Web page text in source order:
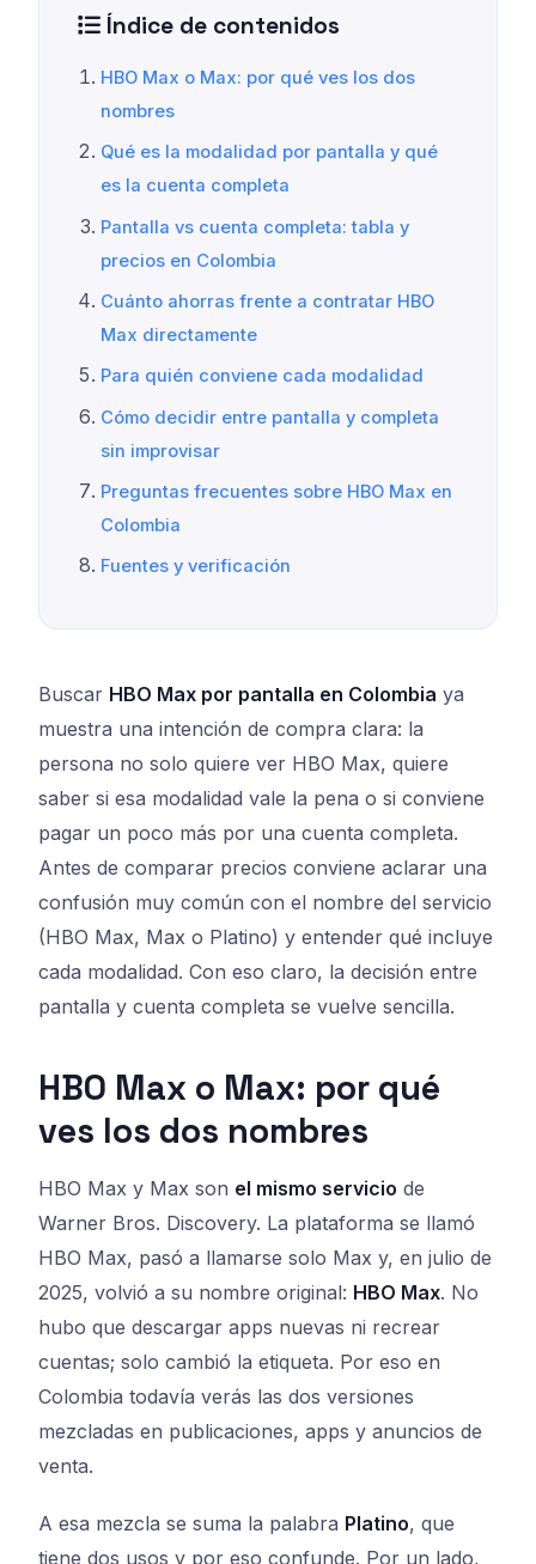
Índice de contenidos
HBO Max o Max: por qué ves los dos
nombres
Qué es la modalidad por pantalla y qué
es la cuenta completa
Pantalla vs cuenta completa: tabla y
precios en Colombia
Cuánto ahorras frente a contratar HBO
Max directamente
Para quién conviene cada modalidad
Cómo decidir entre pantalla y completa
sin improvisar
Preguntas frecuentes sobre HBO Max en
Colombia
Fuentes y verificación
Buscar HBO Max por pantalla en Colombia ya
muestra una intención de compra clara: la
persona no solo quiere ver HBO Max, quiere
saber si esa modalidad vale la pena o si conviene
pagar un poco más por una cuenta completa.
Antes de comparar precios conviene aclarar una
confusión muy común con el nombre del servicio
(HBO Max, Max o Platino) y entender qué incluye
cada modalidad. Con eso claro, la decisión entre
pantalla y cuenta completa se vuelve sencilla.
HBO Max o Max: por qué
ves los dos nombres
HBO Max y Max son el mismo servicio de
Warner Bros. Discovery. La plataforma se llamó
HBO Max, pasó a llamarse solo Max y, en julio de
2025, volvió a su nombre original: HBO Max. No
hubo que descargar apps nuevas ni recrear
cuentas; solo cambió la etiqueta. Por eso en
Colombia todavía verás las dos versiones
mezcladas en publicaciones, apps y anuncios de
venta.
A esa mezcla se suma la palabra Platino, que
tiene dos usos y por eso confunde. Por un lado,